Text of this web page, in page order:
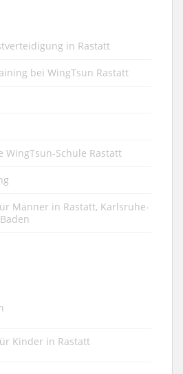
in Rastatt
bei WingTsun Rastatt
WingTsun-Schule Rastatt
Männer in Rastatt, Karlsruhe-
Kinder in Rastatt